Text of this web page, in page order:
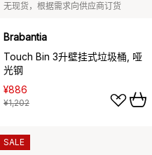
无现货，根据需求向供应商订货
Brabantia
Touch Bin 3升壁挂式垃圾桶, 哑
光钢
¥886
¥1,202
SALE